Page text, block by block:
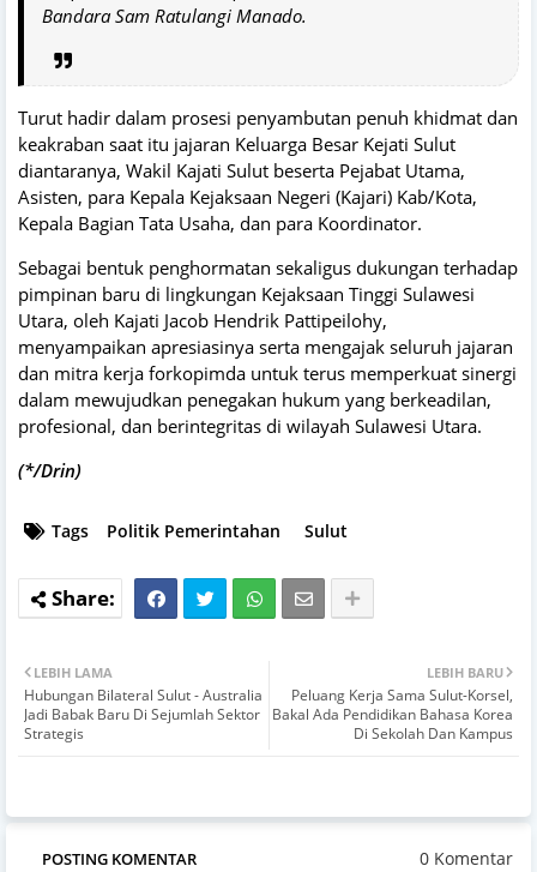
Bandara Sam Ratulangi Manado.
Turut hadir dalam prosesi penyambutan penuh khidmat dan
keakraban saat itu jajaran Keluarga Besar Kejati Sulut
diantaranya, Wakil Kajati Sulut beserta Pejabat Utama,
Asisten, para Kepala Kejaksaan Negeri (Kajari) Kab/Kota,
Kepala Bagian Tata Usaha, dan para Koordinator.
Sebagai bentuk penghormatan sekaligus dukungan terhadap
pimpinan baru di lingkungan Kejaksaan Tinggi Sulawesi
Utara, oleh Kajati Jacob Hendrik Pattipeilohy,
menyampaikan apresiasinya serta mengajak seluruh jajaran
dan mitra kerja forkopimda untuk terus memperkuat sinergi
dalam mewujudkan penegakan hukum yang berkeadilan,
profesional, dan berintegritas di wilayah Sulawesi Utara.
(*/Drin)
Tags Politik Pemerintahan Sulut
LEBIH BARU
Peluang Kerja Sama Sulut-Korsel,
Bakal Ada Pendidikan Bahasa Korea
Di Sekolah Dan Kampus
LEBIH LAMA
Hubungan Bilateral Sulut - Australia
Jadi Babak Baru Di Sejumlah Sektor
Strategis
POSTING KOMENTAR 0 Komentar